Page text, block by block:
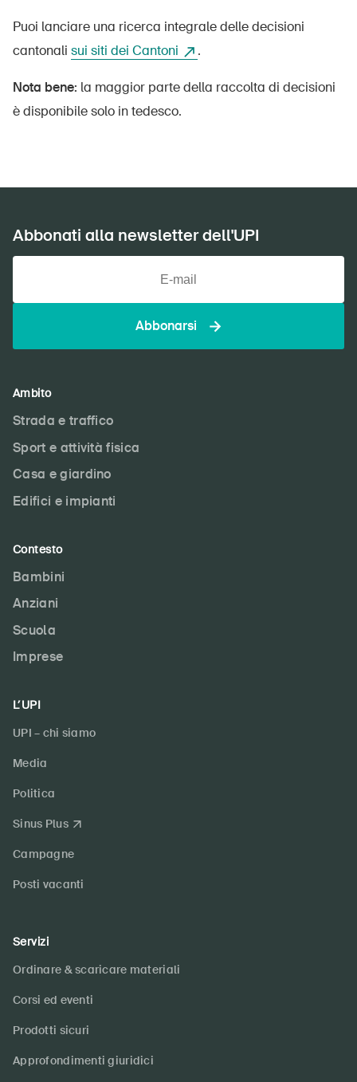
Puoi lanciare una ricerca integrale delle decisioni
cantonali sui siti dei Cantoni .
Nota bene: la maggior parte della raccolta di decisioni
è disponibile solo in tedesco.
Abbonati alla newsletter dell'UPI
Abbonarsi
Ambito
Strada e traffico
Sport e attività fisica
Casa e giardino
Edifici e impianti
Contesto
Bambini
Anziani
Scuola
Imprese
L’UPI
UPI – chi siamo
Media
Politica
Sinus Plus
Campagne
Posti vacanti
Servizi
Ordinare & scaricare materiali
Corsi ed eventi
Prodotti sicuri
Approfondimenti giuridici